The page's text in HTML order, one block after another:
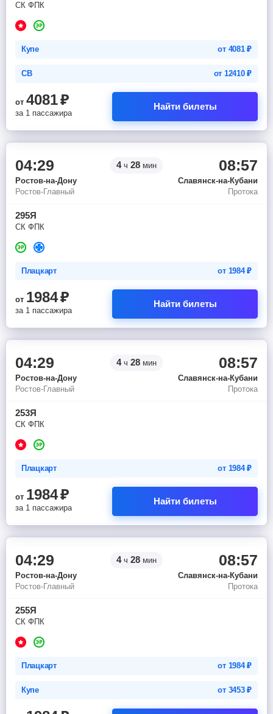
СК ФПК
Купе от 4081₽
СВ от 12410₽
от 4081₽
за 1 пассажира
Найти билеты
04:29 4ч 28 мин 08:57
Ростов-на-Дону
Славянск-на-Кубани
Ростов-Главный
Протока
295Я
СК ФПК
Плацкарт от 1984₽
от 1984₽
за 1 пассажира
Найти билеты
04:29 4ч 28 мин 08:57
Ростов-на-Дону
Славянск-на-Кубани
Ростов-Главный
Протока
253Я
СК ФПК
Плацкарт от 1984₽
от 1984₽
за 1 пассажира
Найти билеты
04:29 4ч 28 мин 08:57
Ростов-на-Дону
Славянск-на-Кубани
Ростов-Главный
Протока
255Я
СК ФПК
Плацкарт от 1984₽
Купе от 3453₽